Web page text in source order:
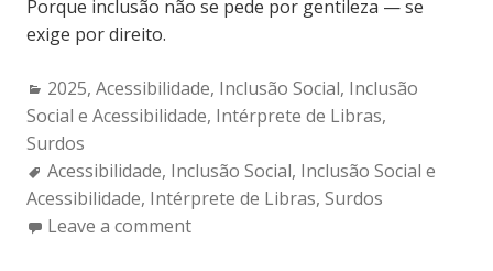
Porque inclusão não se pede por gentileza — se
exige por direito.
Categories:
2025, Acessibilidade, Inclusão Social, Inclusão
Social e Acessibilidade, Intérprete de Libras,
Surdos
Tags:
Acessibilidade, Inclusão Social, Inclusão Social e
Acessibilidade, Intérprete de Libras, Surdos
Leave a comment